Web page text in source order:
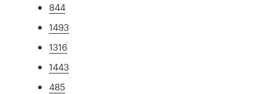
844
1493
1316
1443
485